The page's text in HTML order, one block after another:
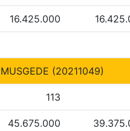
16.425.000
(20211049)
113
45.675.000